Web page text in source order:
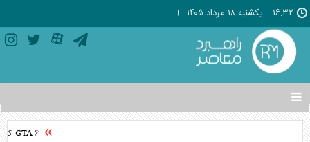
۱۶:۳۲ يکشنبه ۱۸ مرداد ۱۴۰۵
تغییر
وضعیت
منوی
GTA ۶ کی منتشر می‌شود؟ تاریخ انتشار GTA VI اعلام شد